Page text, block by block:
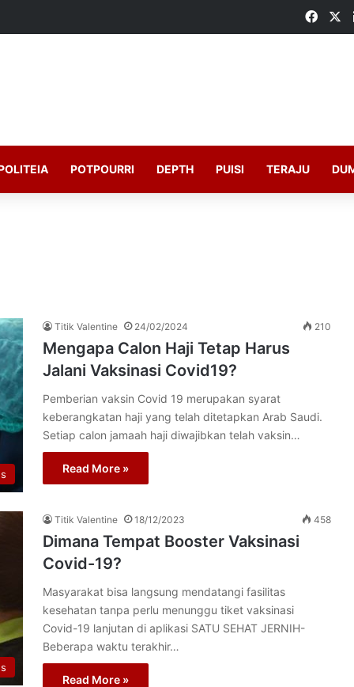
POTPOURRI DEPTH PUISI TERAJU
Titik Valentine 24/02/2024 210
Mengapa Calon Haji Tetap Harus
Jalani Vaksinasi Covid19?
Pemberian vaksin Covid 19 merupakan syarat
keberangkatan haji yang telah ditetapkan Arab Saudi.
Setiap calon jamaah haji diwajibkan telah vaksin…
Read More »
Titik Valentine 18/12/2023 458
Dimana Tempat Booster Vaksinasi
Covid-19?
Masyarakat bisa langsung mendatangi fasilitas
kesehatan tanpa perlu menunggu tiket vaksinasi
Covid-19 lanjutan di aplikasi SATU SEHAT JERNIH-
Beberapa waktu terakhir…
Read More »